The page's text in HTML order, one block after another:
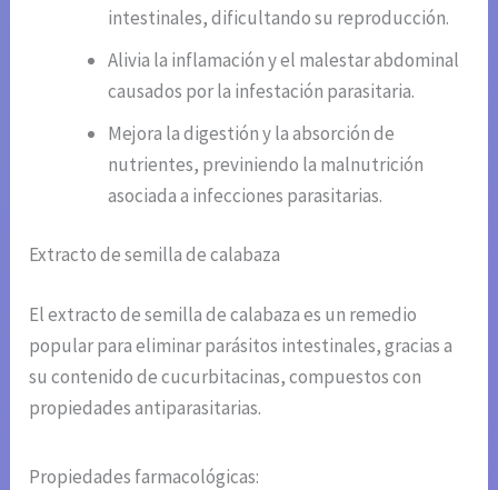
intestinales, dificultando su reproducción.
Alivia la inflamación y el malestar abdominal
causados por la infestación parasitaria.
Mejora la digestión y la absorción de
nutrientes, previniendo la malnutrición
asociada a infecciones parasitarias.
Extracto de semilla de calabaza
El extracto de semilla de calabaza es un remedio
popular para eliminar parásitos intestinales, gracias a
su contenido de cucurbitacinas, compuestos con
propiedades antiparasitarias.
Propiedades farmacológicas: